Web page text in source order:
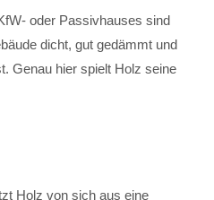
oder Passivhauses sind
dicht, gut gedämmt und
Genau hier spielt Holz seine
Holz von sich aus eine